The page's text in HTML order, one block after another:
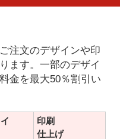
注文のデザインや印
ます。一部のデザイ
金を最大50％割引い
印刷
仕上げ